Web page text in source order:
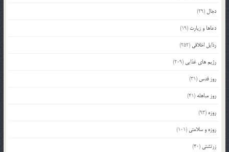
دجال (29)
دعاها و زیارت (19)
رذایل اخلاقی (252)
رژیم های غذایی (209)
روز قدس (31)
روز مباهله (41)
روزه (93)
روزه و سلامتی (101)
زرتشتی (40)